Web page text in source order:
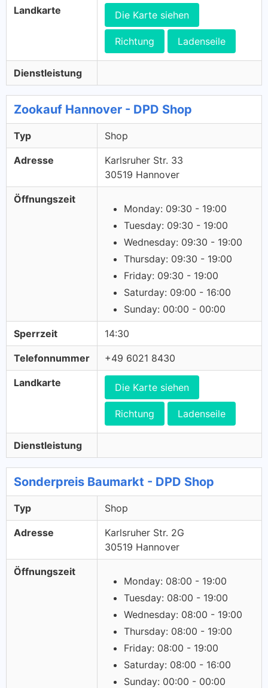
Landkarte Die Karte siehen
Richtung Ladenseile
Dienstleistung
Zookauf Hannover - DPD Shop
Typ Shop
Adresse
Karlsruher Str. 33
30519 Hannover
Öffnungszeit
Monday: 09:30 - 19:00
Tuesday: 09:30 - 19:00
Wednesday: 09:30 - 19:00
Thursday: 09:30 - 19:00
Friday: 09:30 - 19:00
Saturday: 09:00 - 16:00
Sunday: 00:00 - 00:00
Sperrzeit 14:30
Telefonnummer +49 6021 8430
Landkarte Die Karte siehen
Richtung Ladenseile
Dienstleistung
Sonderpreis Baumarkt - DPD Shop
Typ Shop
Adresse
Karlsruher Str. 2G
30519 Hannover
Öffnungszeit
Monday: 08:00 - 19:00
Tuesday: 08:00 - 19:00
Wednesday: 08:00 - 19:00
Thursday: 08:00 - 19:00
Friday: 08:00 - 19:00
Saturday: 08:00 - 16:00
Sunday: 00:00 - 00:00